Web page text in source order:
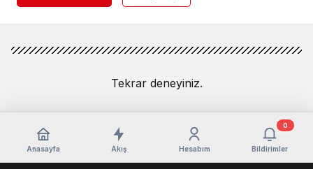
Tekrar deneyiniz.
Anasayfa Akış Hesabım Bildirimler
0